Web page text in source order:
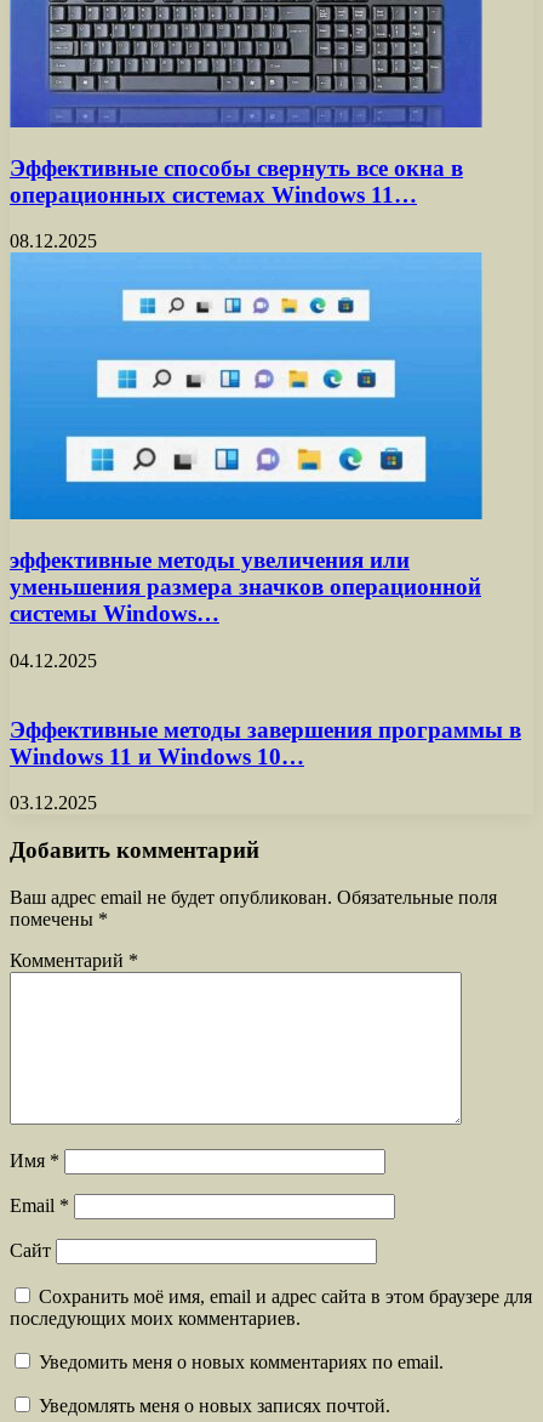
Эффективные способы свернуть все окна в
операционных системах Windows 11…
08.12.2025
эффективные методы увеличения или
уменьшения размера значков операционной
системы Windows…
04.12.2025
Эффективные методы завершения программы в
Windows 11 и Windows 10…
03.12.2025
Добавить комментарий
Ваш адрес email не будет опубликован. Обязательные поля
помечены *
Комментарий *
Имя *
Email *
Сайт
Сохранить моё имя, email и адрес сайта в этом браузере для
последующих моих комментариев.
Уведомить меня о новых комментариях по email.
Уведомлять меня о новых записях почтой.